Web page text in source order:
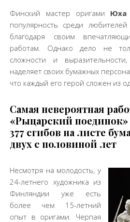
Финский мастер оригами Юха
популярность среди любителей
благодаря своим
работам. Однако дело не
сложности и
наделяет своих бумажных
что каждый его герой сложен из
Самая невероятная
«Рыцарский поединок»
377 сгибов на листе
двух с половиной лет
Несмотря на молодость, у
24-летнего художника из
Финляндии уже есть
более чем 15-летний
опыт в оригами. Черпая